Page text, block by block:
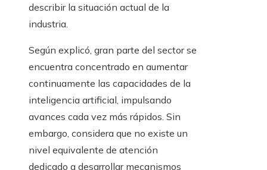
describir la situación actual de la
industria.
Según explicó, gran parte del sector se
encuentra concentrado en aumentar
continuamente las capacidades de la
inteligencia artificial, impulsando
avances cada vez más rápidos. Sin
embargo, considera que no existe un
nivel equivalente de atención
dedicado a desarrollar mecanismos